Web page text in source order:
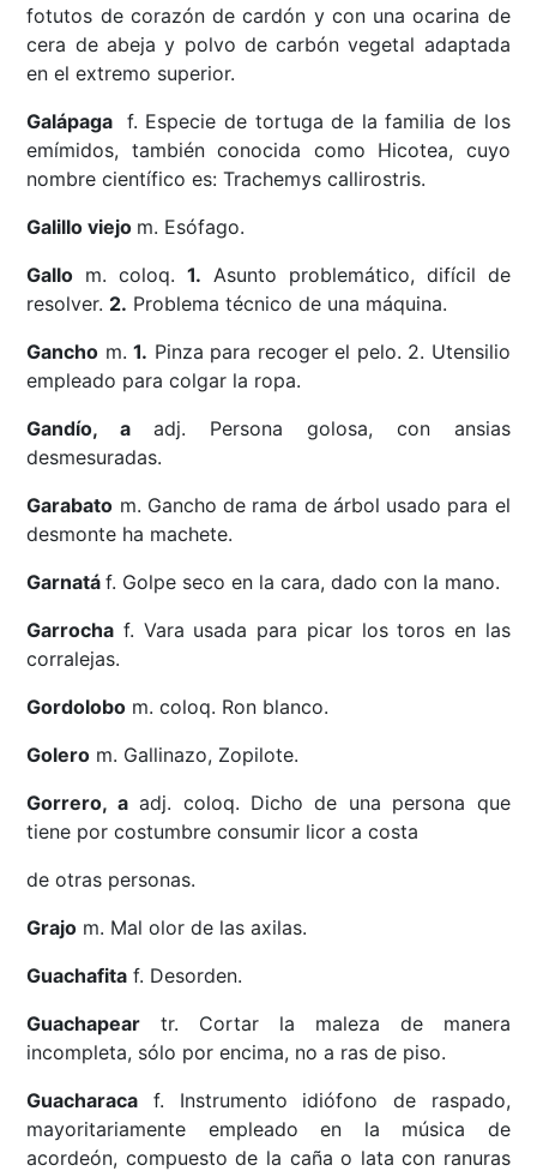
fotutos de corazón de cardón y con una ocarina de
cera de abeja y polvo de carbón vegetal adaptada
en el extremo superior.
Galápaga f. Especie de tortuga de la familia de los
emímidos, también conocida como Hicotea, cuyo
nombre científico es: Trachemys callirostris.
Galillo viejo m. Esófago.
Gallo m. coloq.1. Asunto problemático, difícil de
resolver. 2. Problema técnico de una máquina.
Gancho m.1. Pinza para recoger el pelo. 2. Utensilio
empleado para colgar la ropa.
Gandío, aadj. Persona golosa, con ansias
desmesuradas.
Garabato m. Gancho de rama de árbol usado para el
desmonte ha machete.
Garnatáf. Golpe seco en la cara, dado con la mano.
Garrocha f. Vara usada para picar los toros en las
corralejas.
Gordolobo m. coloq. Ron blanco.
Golero m. Gallinazo, Zopilote.
Gorrero, aadj. coloq. Dicho de una persona que
tiene por costumbre consumir licor a costa
de otras personas.
Grajo m. Mal olor de las axilas.
Guachafita f. Desorden.
Guachapear tr. Cortar la maleza de manera
incompleta, sólo por encima, no a ras de piso.
Guacharaca f. Instrumento idiófono de raspado,
mayoritariamente empleado en la música de
acordeón, compuesto de la caña o lata con ranuras